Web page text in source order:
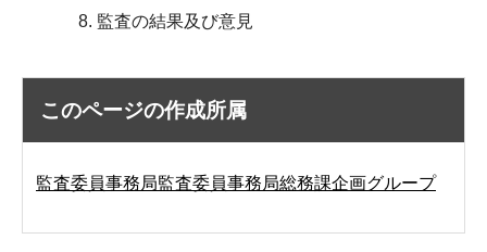
監査の結果及び意見
このページの作成所属
監査委員事務局監査委員事務局総務課企画グループ